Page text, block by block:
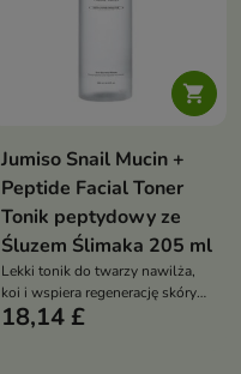

Jumiso Snail Mucin +
Peptide Facial Toner
Tonik peptydowy ze
Śluzem Ślimaka 205 ml
Lekki tonik do twarzy nawilża,
koi i wspiera regenerację skóry
suchej, wrażliwej oraz
18,14 £